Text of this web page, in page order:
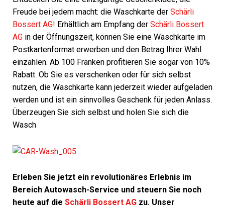
Freude bei jedem macht: die Waschkarte der Schärli
Bossert AG! Erhältlich am Empfang der Schärli Bossert
AG in der Öffnungszeit, können Sie eine Waschkarte im
Postkartenformat erwerben und den Betrag Ihrer Wahl
einzahlen. Ab 100 Franken profitieren Sie sogar von 10%
Rabatt. Ob Sie es verschenken oder für sich selbst
nutzen, die Waschkarte kann jederzeit wieder aufgeladen
werden und ist ein sinnvolles Geschenk für jeden Anlass.
Überzeugen Sie sich selbst und holen Sie sich die
Wasch
Erleben Sie jetzt ein revolutionäres Erlebnis im
Bereich Autowasch-Service und steuern Sie noch
heute auf die Schärli Bossert AG zu. Unser